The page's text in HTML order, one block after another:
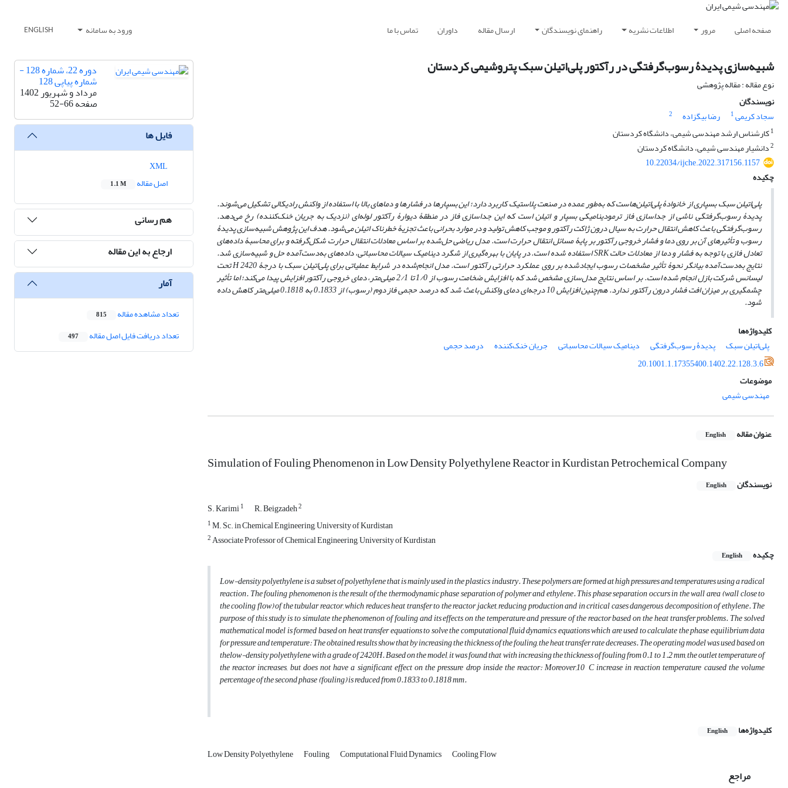
صفحه اصلی مرور اطلاعات نشریه راهنمای نویسندگان ارسال مقاله داوران تماس با ما ورود به سامانه ENGLISH
شبیه‌سازی پدیدۀ رسوب‌گرفتگی در رآکتور پلی‌اتیلن سبک پتروشیمی کردستان
نوع مقاله : مقاله پژوهشی
نویسندگان
سجاد کریمی1 رضا بیگزاده
2
1کارشناس ارشد مهندسی شیمی، دانشگاه کردستان
2دانشیار مهندسی شیمی، دانشگاه کردستان
10.22034/ijche.2022.317156.1157
چکیده
پلی‌اتیلن سبک بسپاری از خانوادۀ پلی‌اتیلن‌هاست که به‌طور عمده در صنعت پلاستیک کاربرد دارد؛ این بسپارها در فشارها و دماهای بالا با استفاده از واکنش رادیکالی تشکیل می‌شوند.
پدیدۀ رسوب‌گرفتگی ‌ناشی از جداسازی فاز ترمودینامیکی بسپار و اتیلن است که این جداسازی فاز در منطقۀ دیوارۀ رآکتور لوله‌ای (نزدیک به جریانخنک‌کننده) رخ می‌دهد.
رسوب‌گرفتگی باعث کاهش انتقال حرارت به سیال درون ژاکت رآکتور و موجب کاهش تولید و در موارد بحرانی باعث تجزیۀ خطرناک اتیلن می‌شود. هدف این پژوهش شبیه‌سازی پدیدۀ
رسوب و تأثیرهای آن بر روی دما و فشار خروجی رآکتور بر پایۀ مسائل انتقال حرارت است. مدل ریاضی حل‌شده بر اساس معادلات انتقال حرارت شکل‌گرفته و برای محاسبۀ داده‌های
تعادل فازی با توجه به فشار و دما از معادلات حالتSRKاستفاده‌ شده است. در پایان با بهره‌گیری از شگرد دینامیک سیالات محاسباتی، داده‌های به‌دست‌آمده حل و شبیه‌سازی شد.
نتایج به‌دست‌آمده بیانگر نحوۀ تأثیر مشخصات رسوب ایجادشده بر روی عملکرد حرارتی رآکتور است. مدل انجام‌شده در شرایط عملیاتی برای پلی‌اتیلن سبک با درجۀ H2420 تحت
لیسانس شرکت بازل انجام‌ شده است. بر اساس نتایج مدل‌سازی مشخص شد که با افزایش ضخامت رسوب از 1/0 تا 2/1 میلی‌متر، دمای خروجی رآکتور افزایش پیدا می‌کند؛ اما تأثیر
چشمگیری بر میزان افت فشار درون رآکتور ندارد. هم‌چنین افزایش 10 درجه‌ای دمای واکنش باعث شد که درصد حجمی فاز دوم (رسوب) از 0.1833 به 0.1818 میلی‌متر کاهش داده
شود.
کلیدواژه‌ها
پلی‌اتیلن سبک
پدیدۀ رسوب‌گرفتگی دینامیک سیالات محاسباتی جریان خنک‌کننده
درصد حجمی
20.1001.1.17355400.1402.22.128.3.6
موضوعات
مهندسی شیمی
عنوان مقاله English
Simulation of Fouling Phenomenon in Low Density Polyethylene Reactor in Kurdistan Petrochemical Company
نویسندگان English
S. Karimi1 R. Beigzadeh2
1M. Sc. in Chemical Engineering, University of Kurdistan
2Associate Professor of Chemical Engineering, University of Kurdistan
چکیده
English
Low-density polyethylene is a subset of polyethylene that is mainly used in the plastics industry. These polymers are formed at high pressures and temperatures using a radical
reaction. The fouling phenomenon is the result of the thermodynamic phase separation of polymer and ethylene. This phase separation occurs in the wall area (wall close to
the cooling flow) of the tubular reactor, which reduces heat transfer to the reactor jacket, reducing production and in critical cases dangerous decomposition of ethylene. The
purpose of this study is to simulate the phenomenon of fouling and its effects on the temperature and pressure of the reactor based on the heat transfer problems. The solved
mathematical model is formed based on heat transfer equations to solve the computational fluid dynamics equations which are used to calculate the phase equilibrium data
for pressure and temperature: The obtained results show that by increasing the thickness of the fouling, the heat transfer rate decreases. The operating model was used based on
thelow-density polyethylene with a grade of 2420H. Based on the model, it was found that with increasing the thickness of fouling from 0.1 to 1.2 mm, the outlet temperature of
the reactor increases, but does not have a significant effect on the pressure drop inside the reactor: Moreover,10 °C increase in reaction temperature caused the volume
percentage of the second phase (fouling) is reduced from 0.1833 to 0.1818 mm.
کلیدواژه‌ها English
Low Density Polyethylene Fouling Computational Fluid Dynamics Cooling Flow
مراجع
دوره 22، شماره 128 -
شماره پیاپی 128
مرداد و شهریور 1402
صفحه52-66
فایل ها
اصل مقاله
1.1 M
هم رسانی
ارجاع به این مقاله
آمار
تعداد مشاهده مقاله 815
تعداد دریافت فایل اصل مقاله 497